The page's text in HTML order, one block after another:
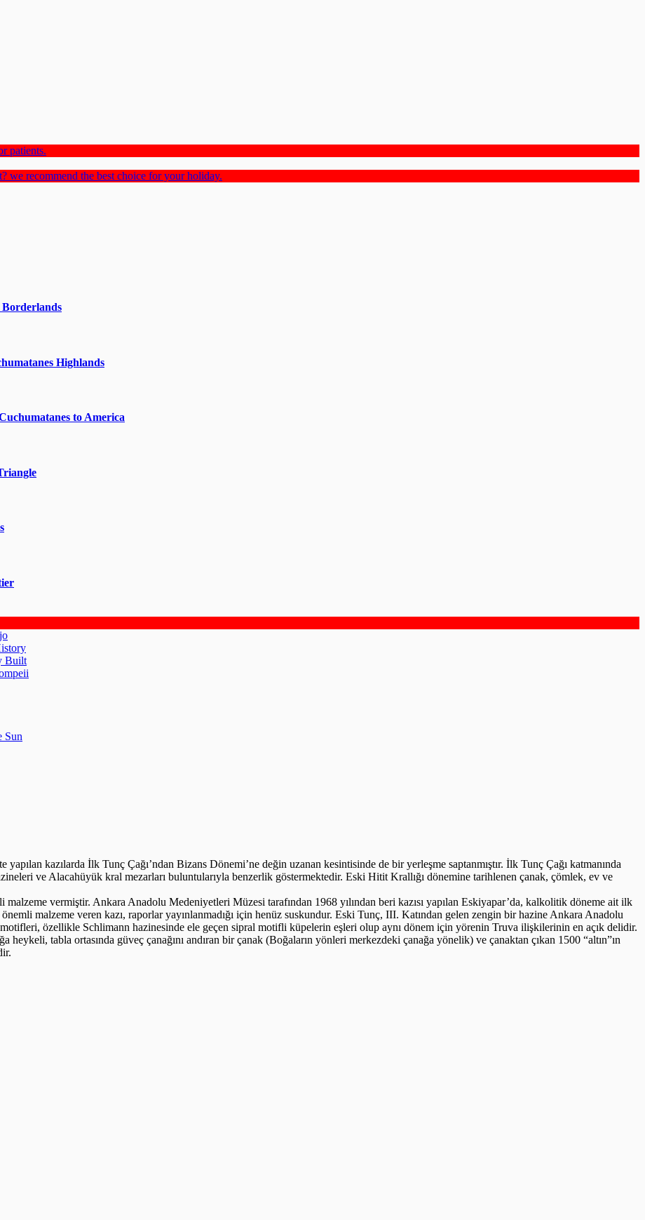
patients.
we recommend the best choice for your holiday.
Highlands
to America
Built
Sun
kazılarda İlk Tunç Çağı’ndan Bizans Dönemi’ne değin uzanan kesintisinde de bir yerleşme saptanmıştır. İlk Tunç Çağı katmanında
ve Alacahüyük kral mezarları buluntularıyla benzerlik göstermektedir. Eski Hitit Krallığı dönemine tarihlenen çanak, çömlek, ev ve
vermiştir. Ankara Anadolu Medeniyetleri Müzesi tarafından 1968 yılından beri kazısı yapılan Eskiyapar’da, kalkolitik döneme ait ilk
malzeme veren kazı, raporlar yayınlanmadığı için henüz suskundur. Eski Tunç, III. Katından gelen zengin bir hazine Ankara Anadolu
özellikle Schlimann hazinesinde ele geçen sipral motifli küpelerin eşleri olup aynı dönem için yörenin Truva ilişkilerinin en açık delidir.
tabla ortasında güveç çanağını andıran bir çanak (Boğaların yönleri merkezdeki çanağa yönelik) ve çanaktan çıkan 1500 “altın”ın